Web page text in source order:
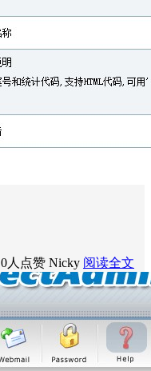
0人点赞 Nicky 阅读全文